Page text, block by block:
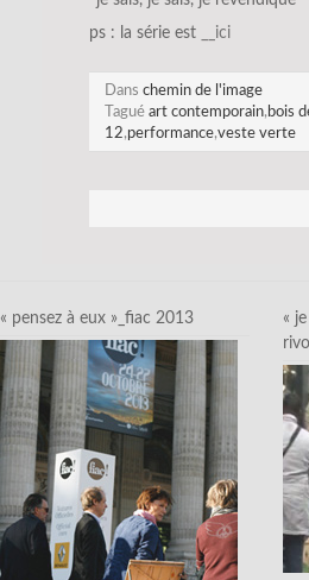
ps : la série est
__ici
Dans chemin de l'image
Tagué art contemporain, bois
12,performance,veste verte
« pensez à eux »_fiac 2013
«